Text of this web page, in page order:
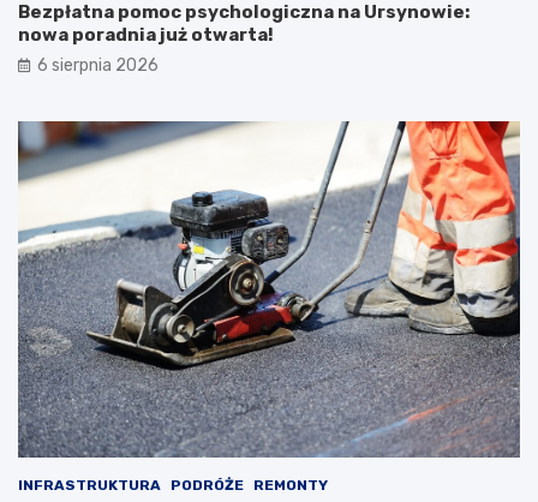
Bezpłatna pomoc psychologiczna na Ursynowie:
nowa poradnia już otwarta!
6 sierpnia 2026
INFRASTRUKTURA PODRÓŻE REMONTY